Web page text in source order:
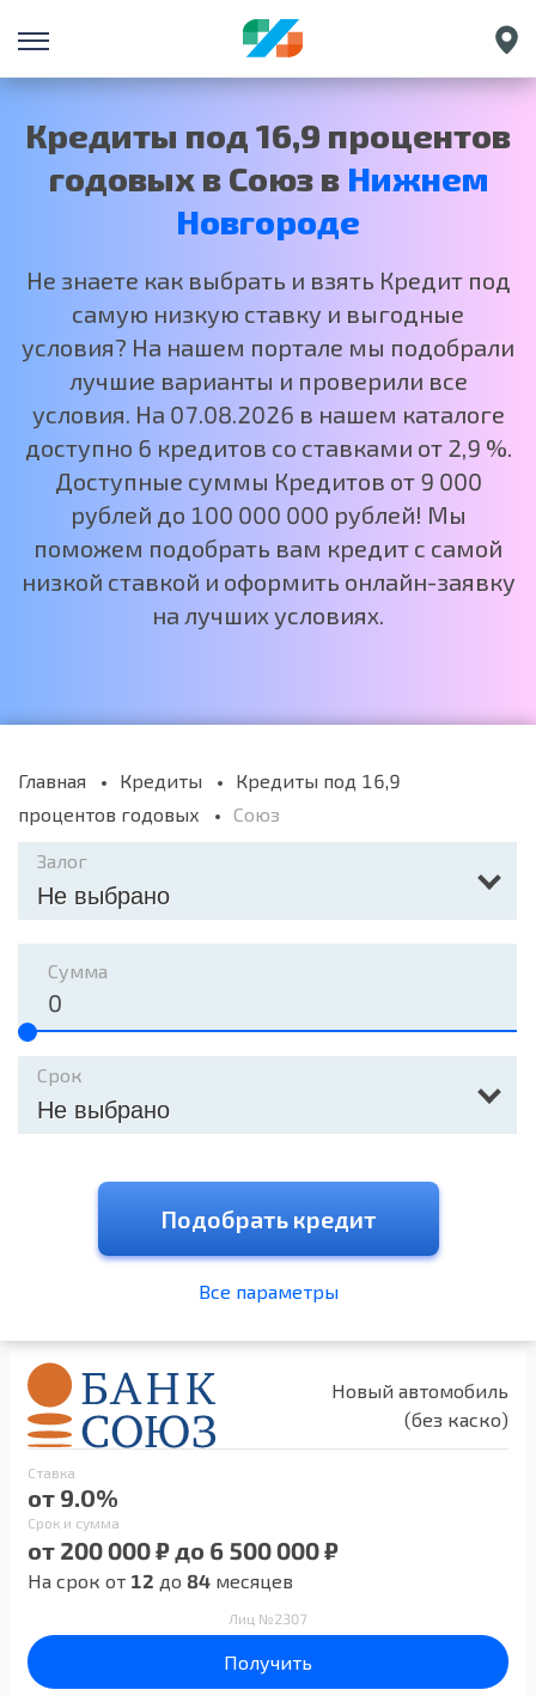
Санкт-Петербург
Краснодар
Москва
Кредиты под 16,9 процентов
годовых в Союз в Нижнем
Новгороде
Не знаете как выбрать и взять Кредит под
самую низкую ставку и выгодные
условия? На нашем портале мы подобрали
лучшие варианты и проверили все
условия. На 07.08.2026 в нашем каталоге
доступно 6 кредитов со ставками от 2,9 %.
Доступные суммы Кредитов от 9 000
рублей до 100 000 000 рублей! Мы
поможем подобрать вам кредит с самой
низкой ставкой и оформить онлайн-заявку
на лучших условиях.
Главная Кредиты
Кредиты под 16,9
процентов годовых
Союз
Залог
Не выбрано
Сумма
Срок
Не выбрано
Подобрать кредит
Все параметры
Новый автомобиль
(без каско)
Ставка
от 9.0%
Срок и сумма
от 200 000 ₽ до 6 500 000 ₽
На срок от 12 до 84 месяцев
Лиц №2307
Получить